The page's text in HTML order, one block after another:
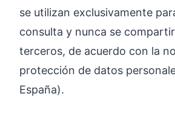
se utilizan exclusivamente
consulta y nunca se
terceros, de acuerdo con la
protección de datos
España).